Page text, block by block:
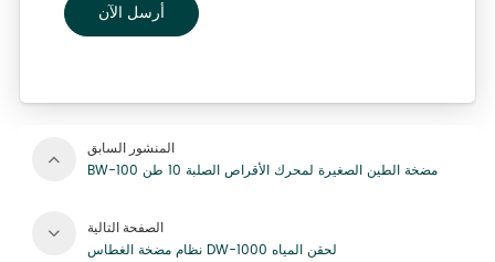
أرسل الآن
المنشور السابق
BW-100 مضخة الطين الصغيرة لمحرك الأقراص الصلبة 10 طن
الصفحة التالية
نظام مضخة الغطاس DW-1000 لحقن المياه